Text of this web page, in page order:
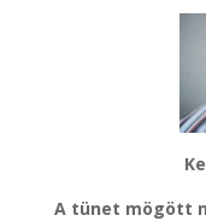
A tünet mögött